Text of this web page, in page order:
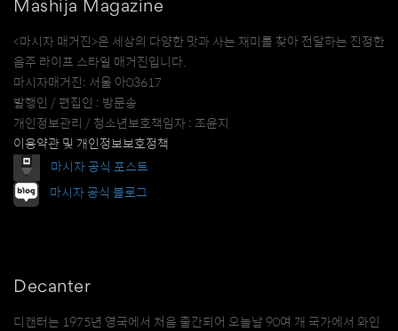
Mashija Magazine
<마시자 매거진>은 세상의 다양한 맛과 사는 재미를 찾아 전달하는 진정한
음주 라이프 스타일 매거진입니다.
마시자매거진: 서울 아03617
발행인 / 편집인 : 방문송
개인정보관리 / 청소년보호책임자 : 조윤지
이용약관 및 개인정보보호정책
마시자 공식 포스트
마시자 공식 블로그
Decanter
디캔터는 1975년 영국에서 처음 출간되어 오늘날 90여 개 국가에서 와인